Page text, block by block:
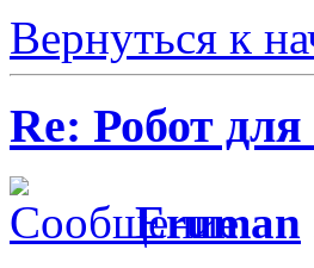
Вернуться к
Re: Робот
Eruman